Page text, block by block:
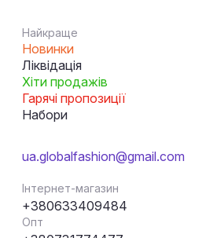
Найкраще
Новинки
Ліквідація
Хіти продажів
Гарячі пропозиції
Набори
ua.globalfashion@gmail.com
Інтернет-магазин
+380633409484
Опт